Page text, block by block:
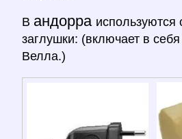
В андорра
заглушки: (включает в
Велла.)